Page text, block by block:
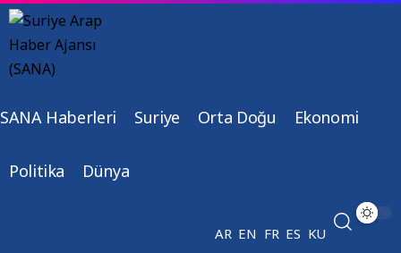
SANA Haberleri Suriye Orta Doğu Ekonomi
Politika Dünya
AR EN FR ES KU